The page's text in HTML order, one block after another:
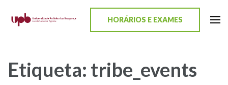
HORÁRIOS E EXAMES
Etiqueta: tribe_events